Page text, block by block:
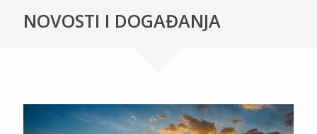
NOVOSTI I DOGAĐANJA